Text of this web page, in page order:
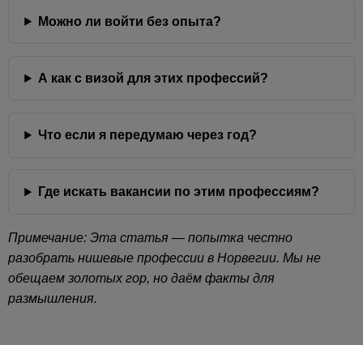
Можно ли войти без опыта?
А как с визой для этих профессий?
Что если я передумаю через год?
Где искать вакансии по этим профессиям?
Примечание: Эта статья — попытка честно
разобрать нишевые профессии в Норвегии. Мы не
обещаем золотых гор, но даём факты для
размышления.